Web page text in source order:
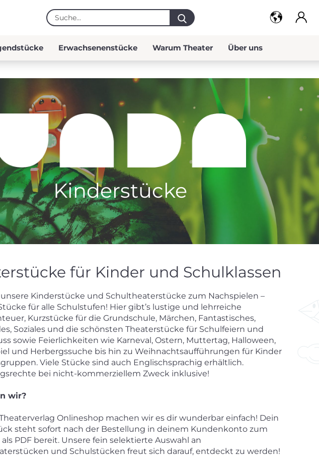
Suche...
Erwachsenenstücke Warum Theater Über uns
Kinderstücke
für Kinder und Schulklassen
Kinderstücke und Schultheaterstücke zum Nachspielen –
für alle Schulstufen! Hier gibt’s lustige und lehrreiche
Kurzstücke für die Grundschule, Märchen, Fantastisches,
Soziales und die schönsten Theaterstücke für Schulfeiern und
sowie Feierlichkeiten wie Karneval, Ostern, Muttertag, Halloween,
und Herbergssuche bis hin zu Weihnachtsaufführungen für Kinder
Viele Stücke sind auch Englischsprachig erhältlich.
bei nicht-kommerziellem Zweck inklusive!
wir?
Onlineshop machen wir es dir wunderbar einfach! Dein
steht sofort nach der Bestellung in deinem Kundenkonto zum
PDF bereit. Unsere fein selektierte Auswahl an
und Schulstücken freut sich darauf, entdeckt zu werden!